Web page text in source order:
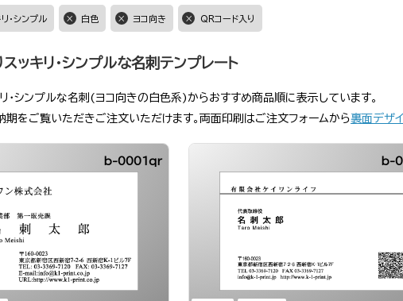
・シンプル 白色 ヨコ向き QRコード入り
ッキリ・シンプルな名刺テンプレート
・シンプルな名刺(ヨコ向きの白色系)からおすすめ商品順に表示しています。
期をご覧いただきご注文いただけます。両面印刷はご注文フォームから裏面デザ
b-0001qr b-